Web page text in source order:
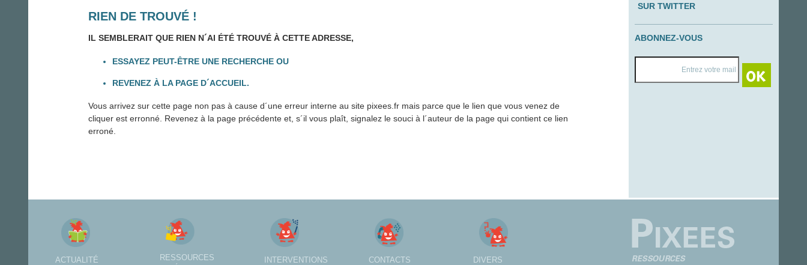
RIEN DE TROUVÉ !
IL SEMBLERAIT QUE RIEN N´AI ÉTÉ TROUVÉ À CETTE ADRESSE,
ESSAYEZ PEUT-ÊTRE UNE RECHERCHE OU
REVENEZ À LA PAGE D´ACCUEIL.
Vous arrivez sur cette page non pas à cause d´une erreur interne au site pixees.fr mais parce que le lien que vous venez de
cliquer est erronné. Revenez à la page précédente et, s´il vous plaît, signalez le souci à l´auteur de la page qui contient ce lien
erroné.
SUR TWITTER
ABONNEZ-VOUS
ACTUALITÉ RESSOURCES INTERVENTIONS CONTACTS DIVERS